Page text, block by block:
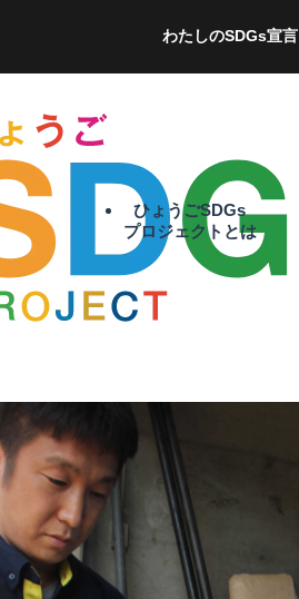
わたしのSDGs宣言
ひょうごSDGs
プロジェクトとは